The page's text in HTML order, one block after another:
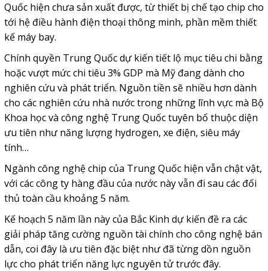
Quốc hiện chưa sản xuất được, từ thiết bị chế tạo chip cho
tới hệ điều hành điện thoại thông minh, phần mềm thiết
kế máy bay.
Chính quyền Trung Quốc dự kiến tiết lộ mục tiêu chi bằng
hoặc vượt mức chi tiêu 3% GDP mà Mỹ đang dành cho
nghiên cứu và phát triển. Nguồn tiền sẽ nhiều hơn dành
cho các nghiên cứu nhà nước trong những lĩnh vực mà Bộ
Khoa học và công nghệ Trung Quốc tuyên bố thuộc diện
ưu tiên như năng lượng hydrogen, xe điện, siêu máy
tính…
Ngành công nghệ chip của Trung Quốc hiện vẫn chật vật,
với các công ty hàng đầu của nước này vẫn đi sau các đối
thủ toàn cầu khoảng 5 năm.
Kế hoạch 5 năm lần này của Bắc Kinh dự kiến đề ra các
giải pháp tăng cường nguồn tài chính cho công nghệ bán
dẫn, coi đây là ưu tiên đặc biệt như đã từng dồn nguồn
lực cho phát triển năng lực nguyên tử trước đây.